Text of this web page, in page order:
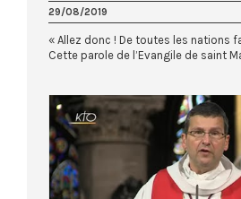
29/08/2019
« Allez donc ! De toutes les nations
Cette parole de l’Evangile de saint